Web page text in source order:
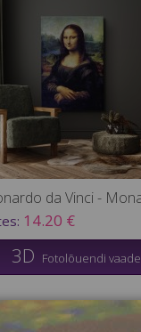
14.20 €
3D Fotolõuendi vaade